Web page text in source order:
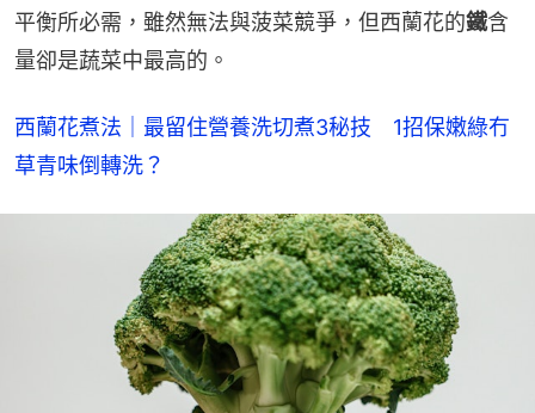
平衡所必需，雖然無法與菠菜競爭，但西蘭花的鐵含
量卻是蔬菜中最高的。
西蘭花煮法｜最留住營養洗切煮3秘技　1招保嫩綠冇
草青味倒轉洗？